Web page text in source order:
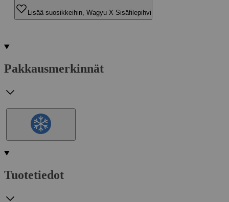
Lisää suosikkeihin, Wagyu X Sisäfilepihvi
Pakkausmerkinnät
Tuotetiedot